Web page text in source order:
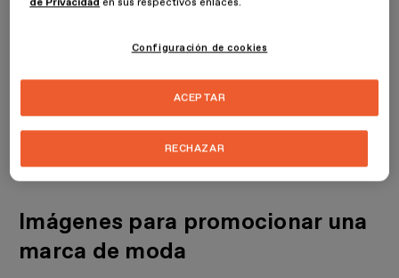
Imágenes para promocionar una
marca de moda
Configuración de cookies
RECHAZAR
ACEPTAR